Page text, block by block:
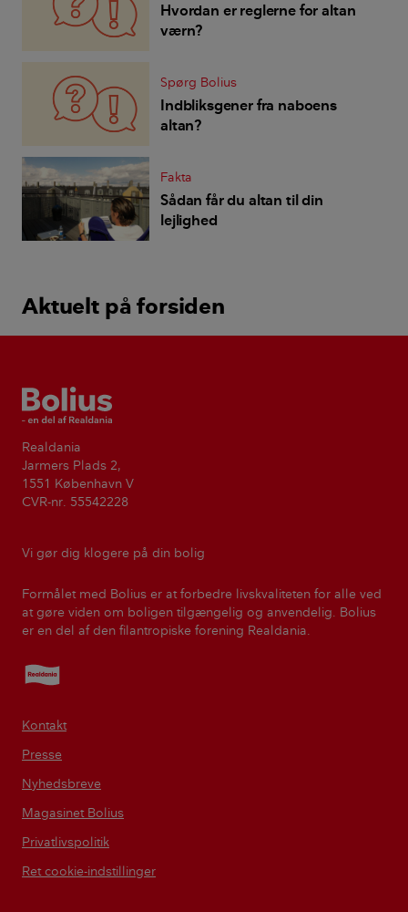
Hvordan er reglerne for altan
værn?
Spørg Bolius
Indbliksgener fra naboens
altan?
Fakta
Sådan får du altan til din
lejlighed
Aktuelt på forsiden
Bolius
Realdania
Jarmers Plads 2,
1551 København V
CVR-nr. 55542228
Vi gør dig klogere på din bolig
Formålet med Bolius er at forbedre livskvaliteten for alle ved
at gøre viden om boligen tilgængelig og anvendelig. Bolius
er en del af den filantropiske forening Realdania.
Realdania
Kontakt
Presse
Nyhedsbreve
Magasinet Bolius
Privatlivspolitik
Ret cookie-indstillinger